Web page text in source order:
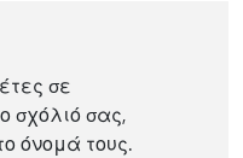
σε
σχόλιό σας,
όνομά τους.